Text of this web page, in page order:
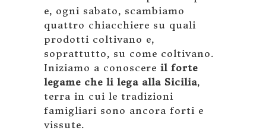
e, ogni sabato, scambiamo
quattro chiacchiere su quali
prodotti coltivano e,
soprattutto, su come coltivano.
Iniziamo a conoscere il forte
legame che li lega alla Sicilia,
terra in cui le tradizioni
famigliari sono ancora forti e
vissute.